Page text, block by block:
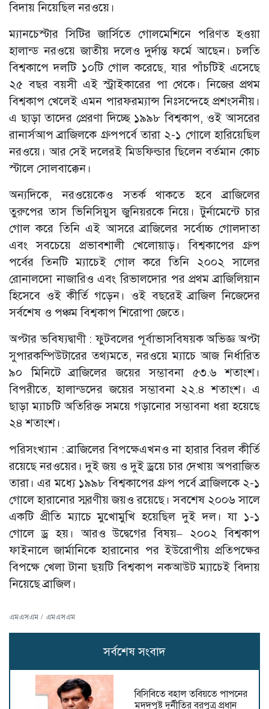
বিদায় নিয়েছিল নরওয়ে।
ম্যানচেস্টার সিটির জার্সিতে গোলমেশিনে পরিণত হওয়া
হালান্ড নরওয়ে জাতীয় দলেও দুর্দান্ত ফর্মে আছেন। চলতি
বিশ্বকাপে দলটি ১০টি গোল করেছে, যার পাঁচটিই এসেছে
২৫ বছর বয়সী এই স্ট্রাইকারের পা থেকে। নিজের প্রথম
বিশ্বকাপ খেলেই এমন পারফরম্যান্স নিঃসন্দেহে প্রশংসনীয়।
এ ছাড়া তাদের প্রেরণা দিচ্ছে ১৯৯৮ বিশ্বকাপ, ওই আসরের
রানার্সআপ ব্রাজিলকে গ্রুপপর্বে তারা ২-১ গোলে হারিয়েছিল
নরওয়ে। আর সেই দলেরই মিডফিল্ডার ছিলেন বর্তমান কোচ
স্টালে সোলবাক্কেন।
অন্যদিকে, নরওয়েকেও সতর্ক থাকতে হবে ব্রাজিলের
তুরুপের তাস ভিনিসিয়ুস জুনিয়রকে নিয়ে। টুর্নামেন্টে চার
গোল করে তিনি এই আসরে ব্রাজিলের সর্বোচ্চ গোলদাতা
এবং সবচেয়ে প্রভাবশালী খেলোয়াড়। বিশ্বকাপের গ্রুপ
পর্বের তিনটি ম্যাচেই গোল করে তিনি ২০০২ সালের
রোনালদো নাজারিও এবং রিভালদোর পর প্রথম ব্রাজিলিয়ান
হিসেবে ওই কীর্তি গড়েন। ওই বছরেই ব্রাজিল নিজেদের
সর্বশেষ ও পঞ্চম বিশ্বকাপ শিরোপা জেতে।
অপ্টার ভবিষ্যদ্বাণী : ফুটবলের পূর্বাভাসবিষয়ক অভিজ্ঞ অপ্টা
সুপারকম্পিউটারের তথ্যমতে, নরওয়ে ম্যাচে আজ নির্ধারিত
৯০ মিনিটে ব্রাজিলের জয়ের সম্ভাবনা ৫৩.৬ শতাংশ।
বিপরীতে, হালান্ডদের জয়ের সম্ভাবনা ২২.৪ শতাংশ। এ
ছাড়া ম্যাচটি অতিরিক্ত সময়ে গড়ানোর সম্ভাবনা ধরা হয়েছে
২৪ শতাংশ।
পরিসংখ্যান : ব্রাজিলের বিপক্ষেএখনও না হারার বিরল কীর্তি
রয়েছে নরওয়ের। দুই জয় ও দুই ড্রয়ে চার দেখায় অপরাজিত
তারা। এর মধ্যে ১৯৯৮ বিশ্বকাপের গ্রুপ পর্বে ব্রাজিলকে ২-১
গোলে হারানোর স্মরণীয় জয়ও রয়েছে। সবশেষ ২০০৬ সালে
একটি প্রীতি ম্যাচে মুখোমুখি হয়েছিল দুই দল। যা ১-১
গোলে ড্র হয়। আরও উদ্বেগের বিষয়– ২০০২ বিশ্বকাপ
ফাইনালে জার্মানিকে হারানোর পর ইউরোপীয় প্রতিপক্ষের
বিপক্ষে খেলা টানা ছয়টি বিশ্বকাপ নকআউট ম্যাচেই বিদায়
নিয়েছে ব্রাজিল।
এমএসএম / এমএসএম
সর্বশেষ সংবাদ
বিসিবিতে বহাল তবিয়তে পাপনের
মদদপুষ্ট দুর্নীতির বরপুত্র প্রধান